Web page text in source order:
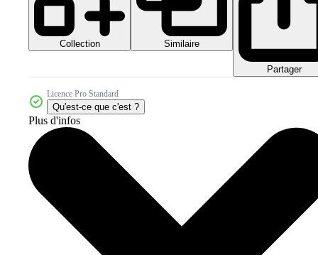
Collection Similaire
Partager
Licence Pro Standard
Qu'est-ce que c'est ?
Plus d'infos